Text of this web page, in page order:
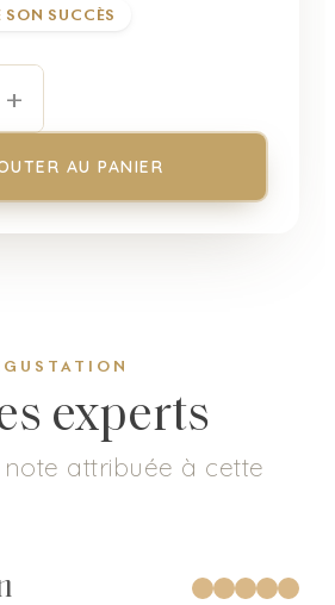
SUCCÈS
+
AU PANIER
experts
attribuée à cette